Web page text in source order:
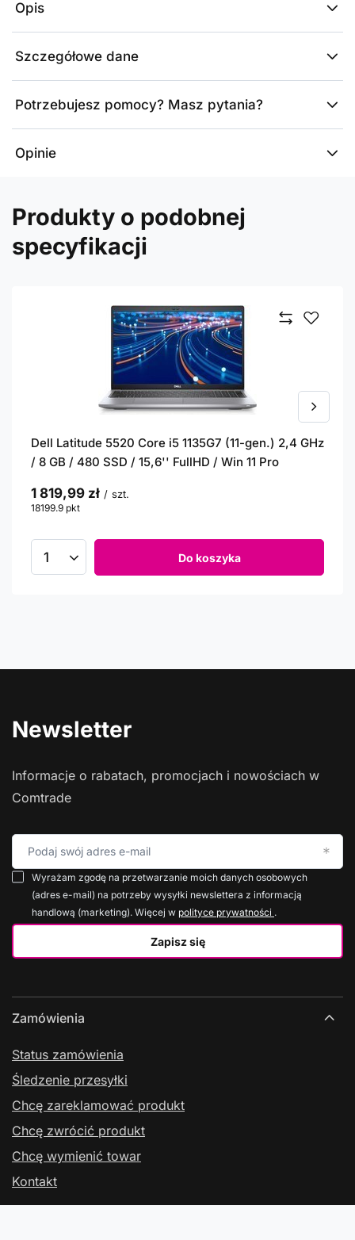
Opis
Szczegółowe dane
Potrzebujesz pomocy? Masz pytania?
Opinie
Produkty o podobnej
specyfikacji
Dell Latitude 5520 Core i5 1135G7 (11-gen.) 2,4 GHz
/ 8 GB / 480 SSD / 15,6'' FullHD / Win 11 Pro
1 819,99 zł / szt.
18199.9 pkt
Do koszyka
Newsletter
Informacje o rabatach, promocjach i nowościach w
Comtrade
Podaj swój adres e-mail
Zapisz się
Wyrażam zgodę na przetwarzanie moich danych osobowych
(adres e-mail) na potrzeby wysyłki newslettera z informacją
handlową (marketing). Więcej w polityce prywatności .
Zamówienia
Status zamówienia
Śledzenie przesyłki
Chcę zareklamować produkt
Chcę zwrócić produkt
Chcę wymienić towar
Kontakt